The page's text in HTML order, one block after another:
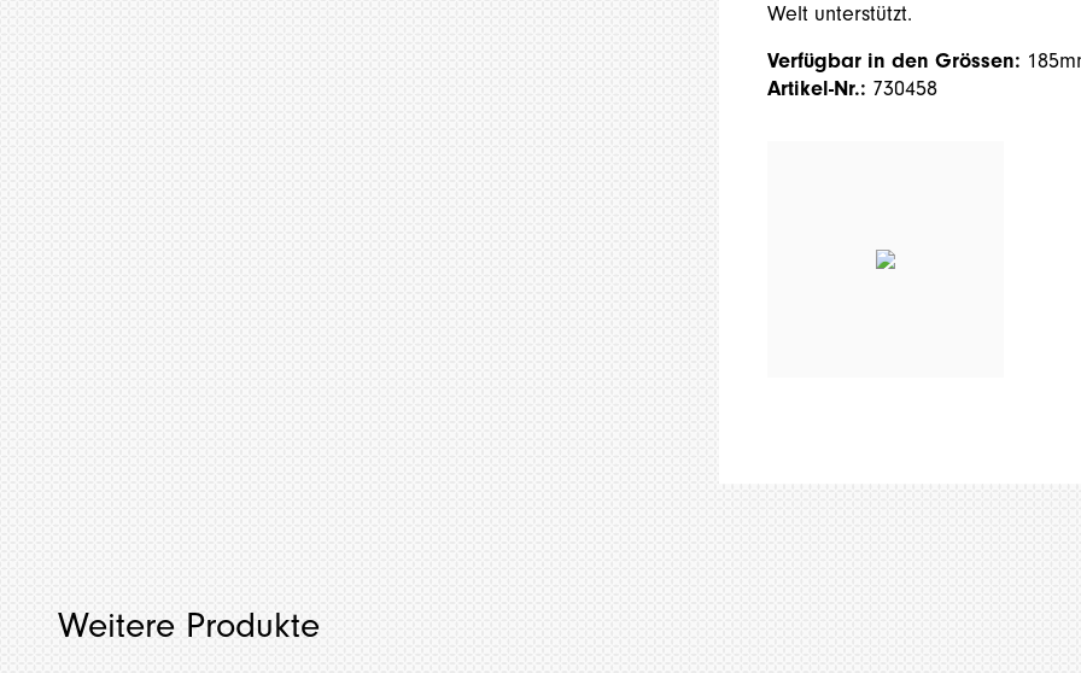
Welt unterstützt.
Verfügbar in den Grössen:
Artikel-Nr.: 730458
Weitere Produkte